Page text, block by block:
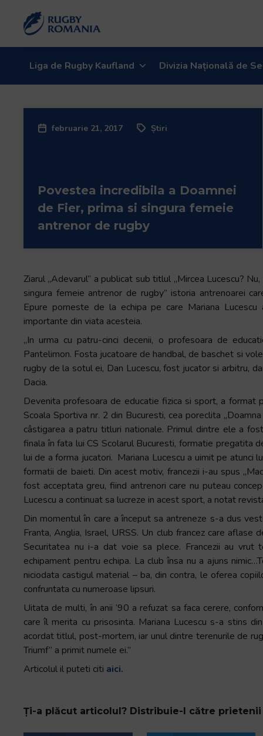
Liga de Rugby Kaufland Divizia Națională de
februarie 21, 2017 Știri
Povestea incredibila a Doamnei
de Fier, prima si singura femeie
antrenor de rugby
Ziarul „Adevarul” a publicat sub titlul „Mircea Lucescu?
singura femeie antrenor de rugby” istoria antrenoarei
Epure porneste de la echipa pe care Mariana
importante din viata acesteia.
„In urma cu patru-cinci decenii, o profesoara de
Pantelimon. Fosta jucatoare de handbal, de baschet si
rugby de la sotul ei, Dan Lucescu, fost jucator si arbitru,
Dacia.
Devenita profesoara de educatie fizica si sport, a format
Scoala Sportiva nr. 2 din Bucuresti, cea poreclita
câstigarea a patru titluri nationale. Primul dintre ele a
finala în fata lui CS Scolarul Bucuresti, formatie pregatita
lui de a forma jucatori. Mariana Lucescu a uimit pe atunci
formatii de baieti. Din acest motiv, francezii i-au spus
fost acceptata greu, fiind antrenori care nu puteau
Lucescu a continuat sa lucreze in acest sport, a notat
Din momentul în care a început sa antreneze s-a dus
Franta, Anglia, Israel, URSS. Un club francez care aflase
Securitatea nu i-a dat voie sa plece. Francezii au
echipament pentru echipa. La club însa nu a ajuns
niciodata castigul material – ba, din contra, le oferea
confruntata cu numeroase lipsuri.
Uitata de multi, în anii ’90 a refuzat sa faca cerere,
care îl merita cu prisosinta. Mariana Lucescu s-a stins
acordat titlul, post-mortem, iar unul dintre terenurile de
Triumf” a primit numele ei.”
Articolul il puteti citi aici.
Ți-a plăcut articolul? Distribuie-l către prietenii